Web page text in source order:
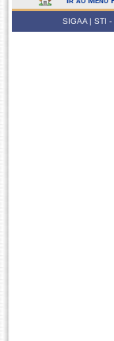
SIGAA | STI